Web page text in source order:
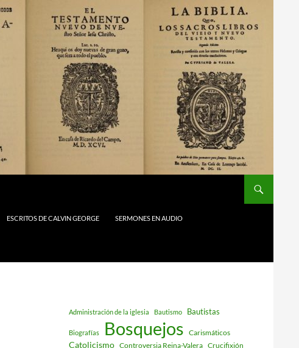
ESCRITOS DE CALVIN GEORGE SERMONES EN AUDIO
Administración de la iglesia Bautismo Bautistas
Biografías Bosquejos Carismáticos
Catolicismo Controversia Reina-Valera Crucifixión